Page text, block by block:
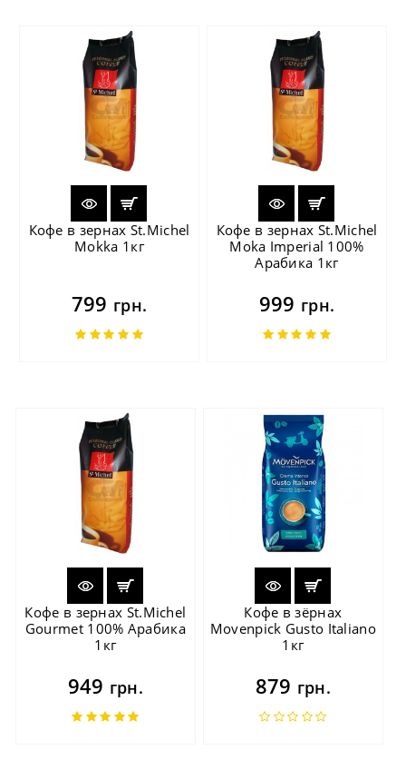
Кофе в зернах St.Michel
Mokka 1кг
799 грн.
Кофе в зернах St.Michel
Moka Imperial 100%
Арабика 1кг
999 грн.
Кофе в зернах St.Michel
Gourmet 100% Арабика
1кг
949 грн.
Кофе в зёрнах
Movenpick Gusto Italiano
1кг
879 грн.